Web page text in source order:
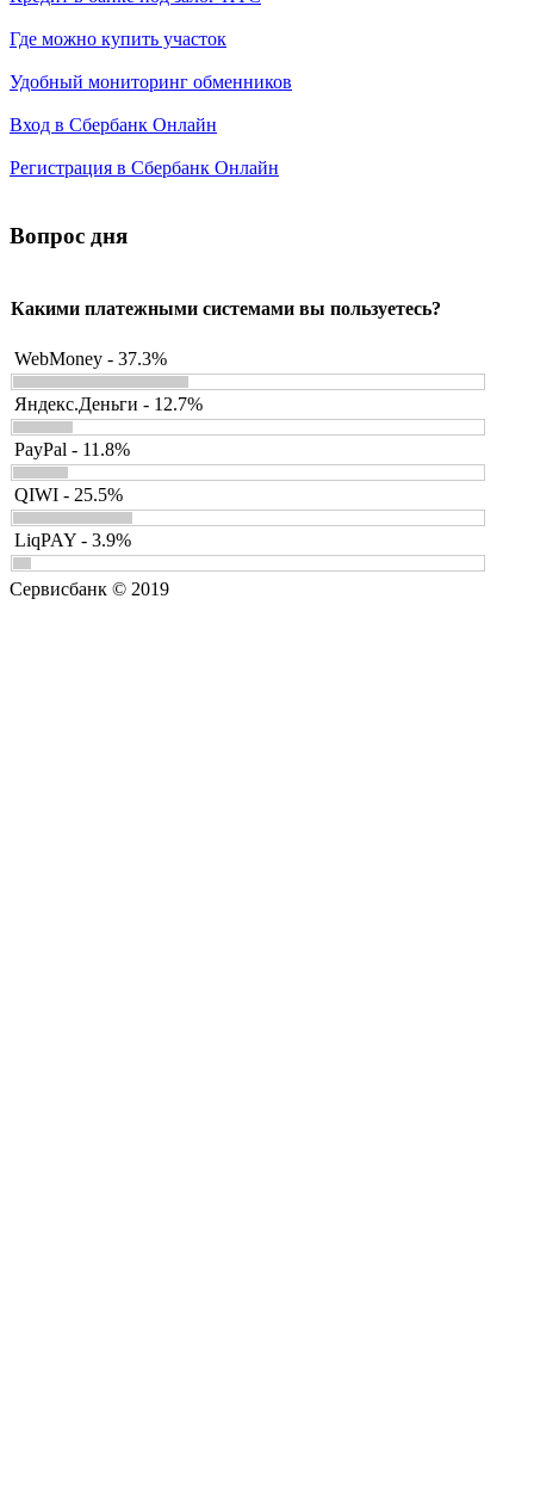
Где можно купить участок
Удобный мониторинг обменников
Вход в Сбербанк Онлайн
Регистрация в Сбербанк Онлайн
Вопрос дня
Какими платежными системами вы пользуетесь?
WebMoney - 37.3%
Яндекс.Деньги - 12.7%
PayPal - 11.8%
QIWI - 25.5%
LiqPAY - 3.9%
Сервисбанк © 2019